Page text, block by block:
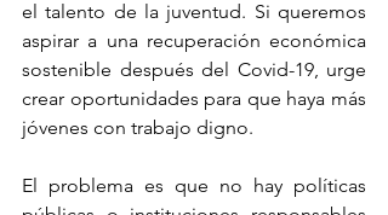
el talento de la juventud. Si queremos
aspirar a una recuperación económica
sostenible después del Covid-19, urge
crear oportunidades para que haya más
jóvenes con trabajo digno.
El problema es que no hay políticas